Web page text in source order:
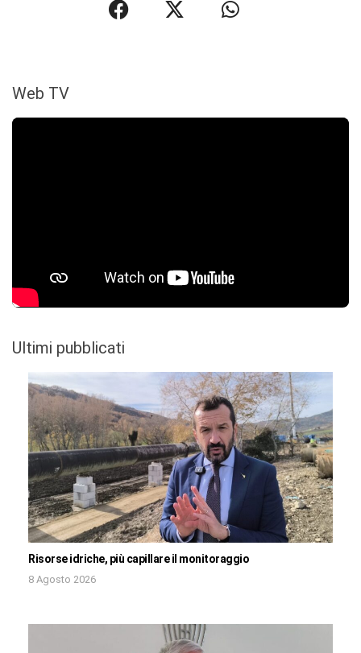
Web TV
Ultimi pubblicati
Risorse idriche, più capillare il monitoraggio
8 Agosto 2026